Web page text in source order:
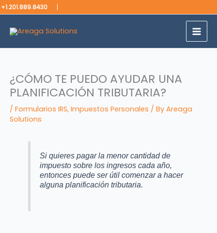
Skip
to
+1.201.889.8430
¿CÓMO TE PUEDO AYUDAR UNA
PLANIFICACIÓN TRIBUTARIA?
/ Formularios IRS, Impuestos Personales / By Areaga
Solutions
Si quieres pagar la menor cantidad de
impuesto sobre los ingresos cada año,
entonces puede ser útil comenzar a hacer
alguna planificación tributaria.